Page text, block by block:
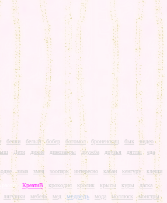
белки белый бобер богомол броненосиц бык
видео
Дети дикие динозавры дружба друзья дятлы еда
зима змея зоопарк интересно кабан кенгуру клещи
Красота КреатиВ крокодил кролик крысы куры
ласка
лягушки мебель мед медведь мода моллюск
монстры